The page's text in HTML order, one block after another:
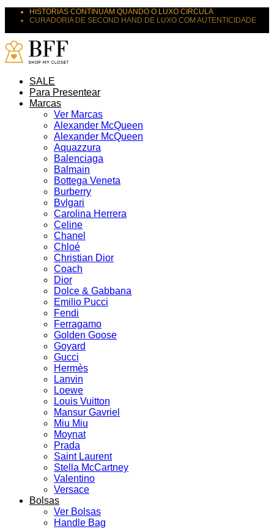
HISTÓRIAS CONTINUAM QUANDO O LUXO CIRCULA
CURADORIA DE SECOND HAND DE LUXO COM AUTENTICIDADE
SALE
Para Presentear
Marcas
Ver Marcas
Alexander McQueen
Alexander McQueen
Aquazzura
Balenciaga
Balmain
Bottega Veneta
Burberry
Bvlgari
Carolina Herrera
Celine
Chanel
Chloé
Christian Dior
Coach
Dior
Dolce & Gabbana
Emilio Pucci
Fendi
Ferragamo
Golden Goose
Goyard
Gucci
Hermès
Lanvin
Loewe
Louis Vuitton
Mansur Gavriel
Miu Miu
Moynat
Prada
Saint Laurent
Stella McCartney
Valentino
Versace
Bolsas
Ver Bolsas
Handle Bag